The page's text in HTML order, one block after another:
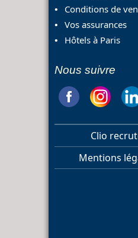
Conditions de
Vos assurances
Hôtels à Paris
Nous suivre
Clio
Mentions